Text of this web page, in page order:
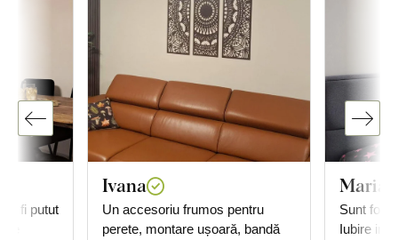
ar fi putut
Ivana
Un accesoriu frumos pentru
perete, montare ușoară, bandă
Maria
Sunt
Iubire